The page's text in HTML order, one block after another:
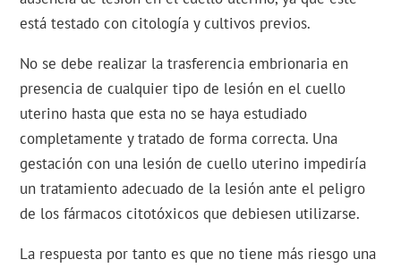
está testado con citología y cultivos previos.
No se debe realizar la trasferencia embrionaria en
presencia de cualquier tipo de lesión en el cuello
uterino hasta que esta no se haya estudiado
completamente y tratado de forma correcta. Una
gestación con una lesión de cuello uterino impediría
un tratamiento adecuado de la lesión ante el peligro
de los fármacos citotóxicos que debiesen utilizarse.
La respuesta por tanto es que no tiene más riesgo una